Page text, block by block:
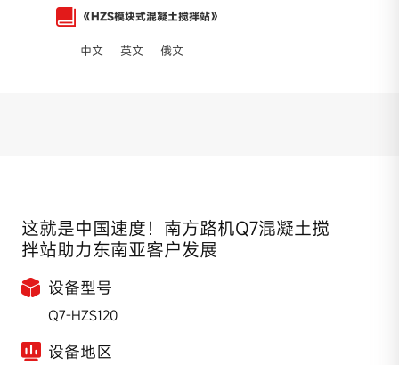
《HZS模块式混凝土搅拌站》
中文 英文 俄文
这就是中国速度！南方路机Q7混凝土搅
拌站助力东南亚客户发展
设备型号
Q7-HZS120
设备地区